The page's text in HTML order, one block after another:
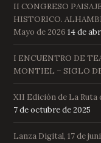
II CONGRESO
HISTORICO.
Mayo de 2026 14 de
I ENCUENTRO DE
MONTIEL – SIGLO
XII Edición de La Ruta
7 de octubre de 2025
Lanza Digital, 17 de